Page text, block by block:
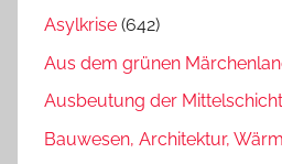
Asylkrise (642)
Aus dem grünen
Ausbeutung der Mittelschicht
Bauwesen, Architektur,